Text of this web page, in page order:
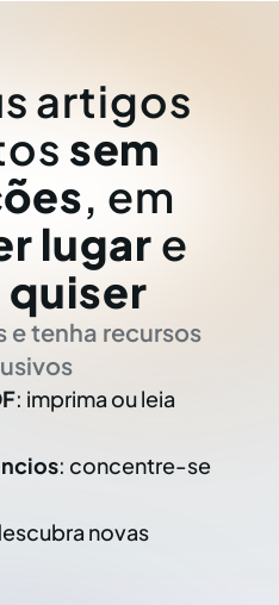
artigos
sem
, em
lugar e
e tenha recursos
: imprima ou leia
: concentre-se
novas